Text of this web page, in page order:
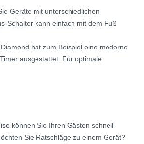
Geräte mit unterschiedlichen
Schalter kann einfach mit dem Fuß
hat zum Beispiel eine moderne
ausgestattet. Für optimale
können Sie Ihren Gästen schnell
Sie Ratschläge zu einem Gerät?